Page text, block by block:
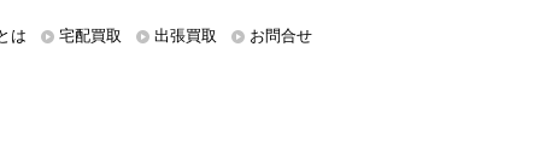
は 宅配買取 出張買取 お問合せ